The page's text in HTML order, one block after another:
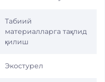
Табиий
материалларга тақлид
қилиш
Экостурел